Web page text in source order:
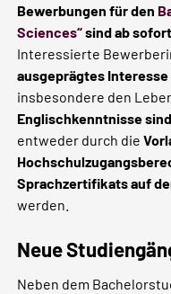
Bewerbungen für den
Sciences“sind ab
Interessierte
ausgeprägtes
insbesondere den
Englischkenntnisse
entweder durch die
Sprachzertifikats auf
werden.
Neue
Neben dem